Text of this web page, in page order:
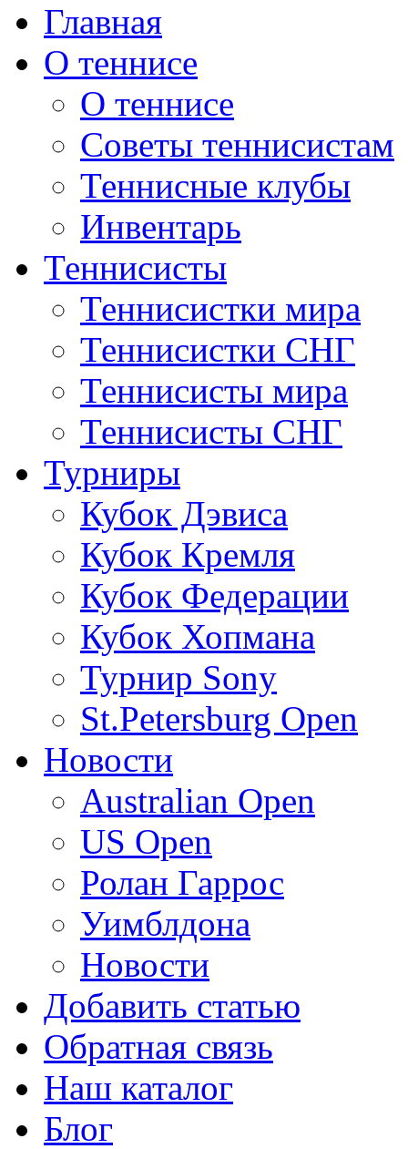
Главная
О теннисе
О теннисе
Советы теннисистам
Теннисные клубы
Инвентарь
Теннисисты
Теннисистки мира
Теннисистки СНГ
Теннисисты мира
Теннисисты СНГ
Турниры
Кубок Дэвиса
Кубок Кремля
Кубок Федерации
Кубок Хопмана
Турнир Sony
St.Petersburg Open
Новости
Australian Open
US Open
Ролан Гаррос
Уимблдона
Новости
Добавить статью
Обратная связь
Наш каталог
Блог